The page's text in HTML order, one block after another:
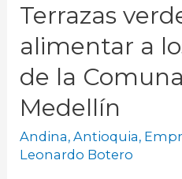
Terrazas
alimentar a
de la
Medellín
Andina,Antioquia,
Leonardo Botero